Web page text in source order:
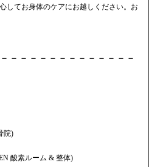
してお身体のケアにお越しください。お
－－－－－－－－－－－－－
院)
酸素ルーム & 整体)